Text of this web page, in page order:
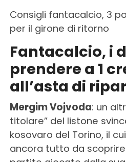
Consigli fantacalcio, 3
per il girone di ritorno
Fantacalcio, i
prendere a 1
all’asta di
Mergim Vojvoda: un
titolare” del listone
kosovaro del Torino, il
ancora tutto da